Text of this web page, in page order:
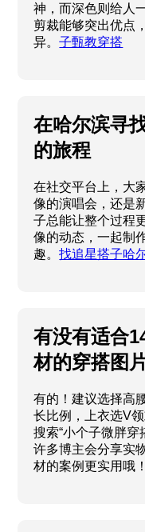
神，而深色则给人
剪裁能够突出优点
异。子甄教穿搭
在哈尔滨寻
的旅程
在社交平台上，大
像的演唱会，还是
子总能让整个过程
像的动态，一起制
趣。找追星搭子哈
有没有适合
材的穿搭图
有的！建议选择高
长比例，上衣选V
搜索“小个子微胖穿
许多博主会分享实
材的案例更实用哦！